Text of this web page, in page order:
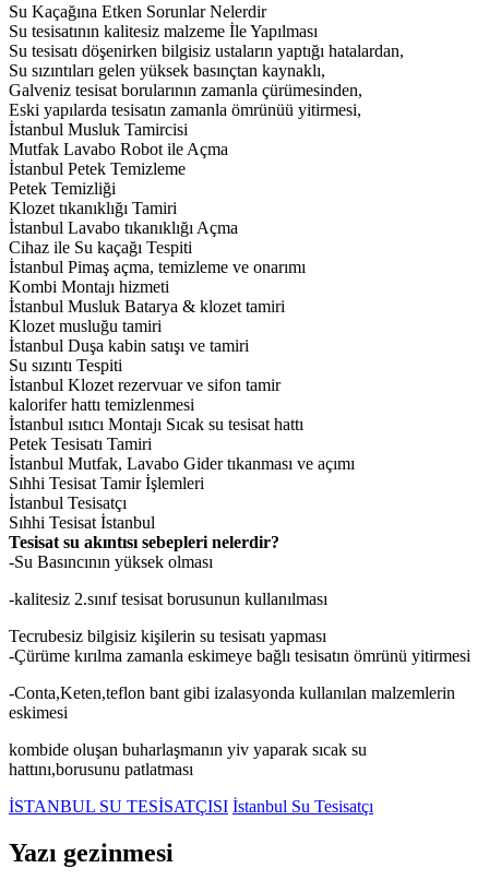
Su Kaçağına Etken Sorunlar Nelerdir
Su tesisatının kalitesiz malzeme İle Yapılması
Su tesisatı döşenirken bilgisiz ustaların yaptığı hatalardan,
Su sızıntıları gelen yüksek basınçtan kaynaklı,
Galveniz tesisat borularının zamanla çürümesinden,
Eski yapılarda tesisatın zamanla ömrünüü yitirmesi,
İstanbul Musluk Tamircisi
Mutfak Lavabo Robot ile Açma
İstanbul Petek Temizleme
Petek Temizliği
Klozet tıkanıklığı Tamiri
İstanbul Lavabo tıkanıklığı Açma
Cihaz ile Su kaçağı Tespiti
İstanbul Pimaş açma, temizleme ve onarımı
Kombi Montajı hizmeti
İstanbul Musluk Batarya & klozet tamiri
Klozet musluğu tamiri
İstanbul Duşa kabin satışı ve tamiri
Su sızıntı Tespiti
İstanbul Klozet rezervuar ve sifon tamir
kalorifer hattı temizlenmesi
İstanbul ısıtıcı Montajı Sıcak su tesisat hattı
Petek Tesisatı Tamiri
İstanbul Mutfak, Lavabo Gider tıkanması ve açımı
Sıhhi Tesisat Tamir İşlemleri
İstanbul Tesisatçı
Sıhhi Tesisat İstanbul
Tesisat su akıntısı sebepleri nelerdir?
-Su Basıncının yüksek olması
-kalitesiz 2.sınıf tesisat borusunun kullanılması
Tecrubesiz bilgisiz kişilerin su tesisatı yapması
-Çürüme kırılma zamanla eskimeye bağlı tesisatın ömrünü yitirmesi
-Conta,Keten,teflon bant gibi izalasyonda kullanılan malzemlerin
eskimesi
kombide oluşan buharlaşmanın yiv yaparak sıcak su
hattını,borusunu patlatması
İSTANBUL SU TESİSATÇISI İstanbul Su Tesisatçı
Yazı gezinmesi